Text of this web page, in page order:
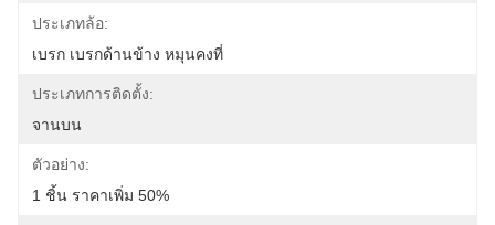
ประเภทล้อ:
เบรก เบรกด้านข้าง หมุนคงที่
ประเภทการติดตั้ง:
จานบน
ตัวอย่าง:
1 ชิ้น ราคาเพิ่ม 50%